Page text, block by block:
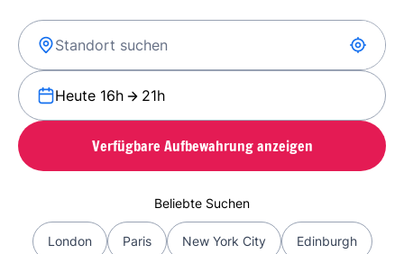
Heute 16h 21h
Verfügbare Aufbewahrung anzeigen
Beliebte Suchen
London Paris New York City Edinburgh